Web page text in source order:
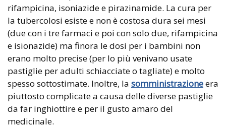
rifampicina, isoniazide e pirazinamide. La cura per
la tubercolosi esiste e non è costosa dura sei mesi
(due con i tre farmaci e poi con solo due, rifampicina
e isionazide) ma finora le dosi per i bambini non
erano molto precise (per lo più venivano usate
pastiglie per adulti schiacciate o tagliate) e molto
spesso sottostimate. Inoltre, la somministrazioneera
piuttosto complicate a causa delle diverse pastiglie
da far inghiottire e per il gusto amaro del
medicinale.